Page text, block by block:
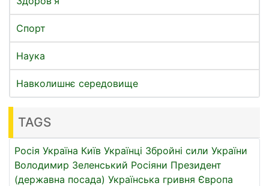
Спорт
Наука
Навколишнє середовище
TAGS
Росія Україна Київ Українці Збройні сили України
Володимир Зеленський Росіяни Президент
(державна посада) Українська гривня Європа